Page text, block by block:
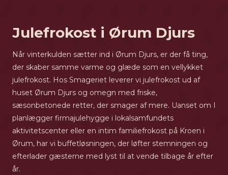
Julefrokost i Ørum Djurs
Når vinterkulden sætter ind i Ørum Djurs, er der få ting,
der skaber samme varme og glæde som en vellykket
julefrokost. Hos Smageriet leverer vi julefrokost ud af
huset Ørum Djurs og omegn med friske,
sæsonbetonede retter, der smager af mere. Uanset om I
planlægger firmajulehygge i lokalsamfundets
aktivitetscenter eller en intim familiefrokost på Kroen i
Ørum, har vi buffetløsningen, der løfter stemningen og
efterlader gæsterne med lyst til at vende tilbage år efter
år.